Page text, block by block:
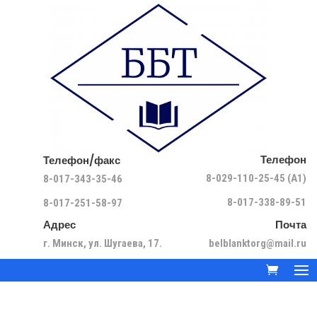
Телефон
8-029-110-25-45 (A1)
8-017-338-89-51
Телефон/факс
8-017-343-35-46
8-017-251-58-97
Почта
belblanktorg@mail.ru
Адрес
г. Минск, ул. Шугаева, 17.